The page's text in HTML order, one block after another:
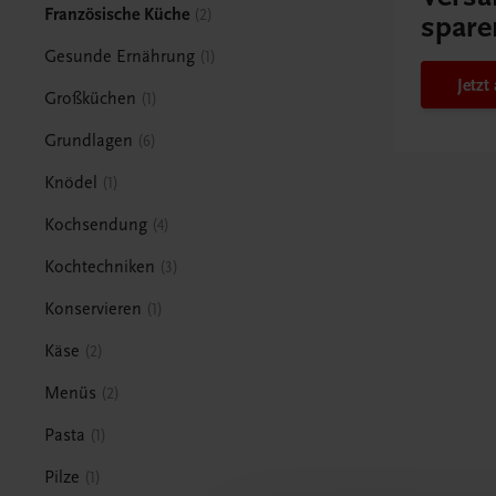
Französische Küche 2
Gesunde Ernährung 1
Großküchen 1
Grundlagen 6
Knödel 1
Kochsendung 4
Kochtechniken 3
Konservieren 1
Käse 2
Menüs 2
Pasta 1
Pilze 1
Jetzt